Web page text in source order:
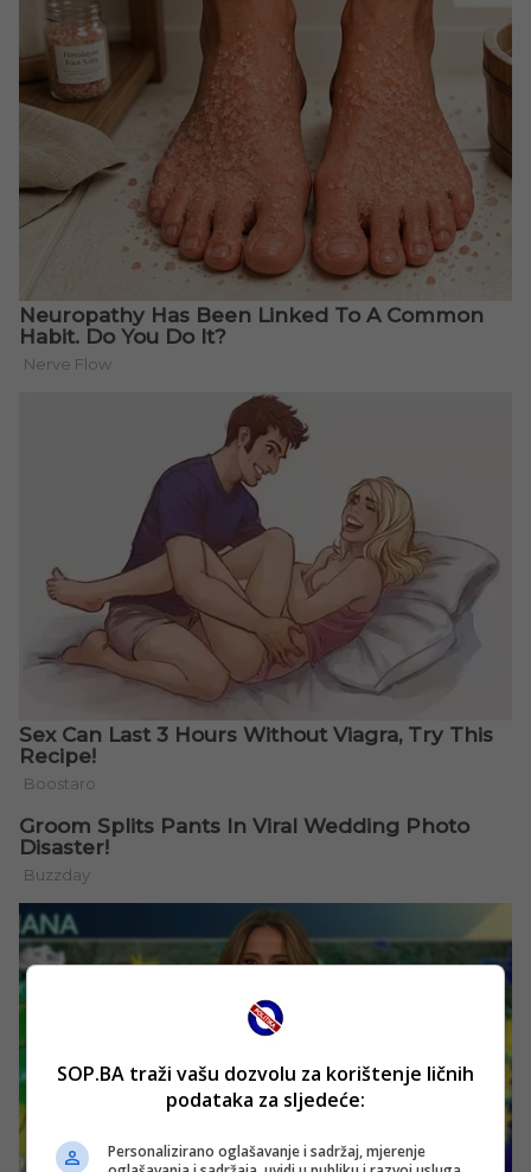
SOP.BA traži vašu dozvolu za korištenje ličnih
podataka za sljedeće:
Personalizirano oglašavanje i sadržaj, mjerenje